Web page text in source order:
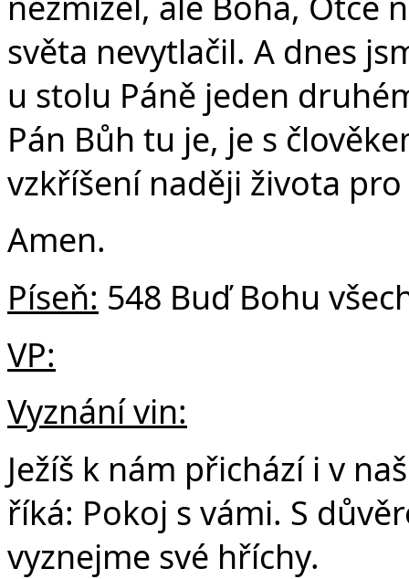
světa nevytlačil. A dnes
u stolu Páně jeden
Pán Bůh tu je, je s
vzkříšení naději života pro
Amen.
Píseň: 548 Buď Bohu
VP:
Vyznání vin:
Ježíš k nám přichází i v
říká: Pokoj s vámi. S
vyznejme své hříchy.